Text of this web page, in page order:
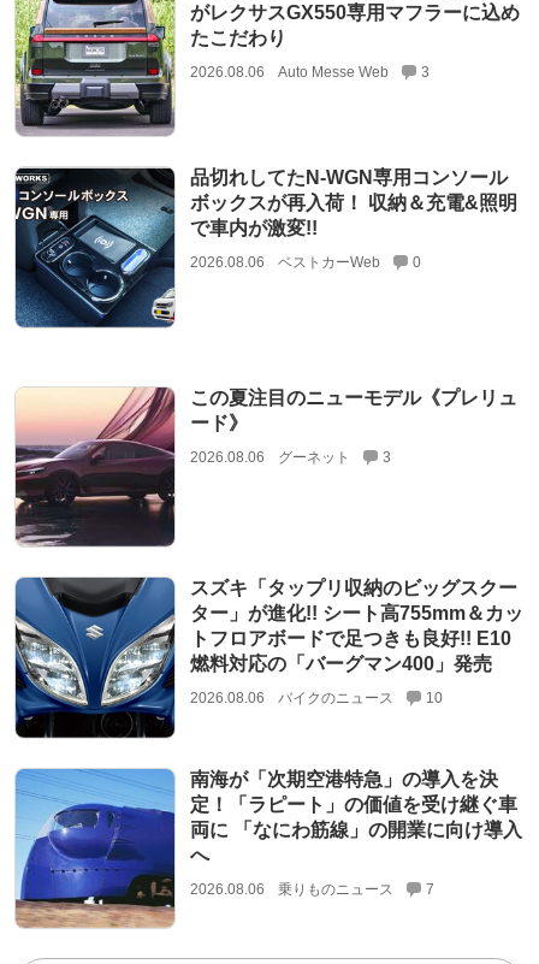
がレクサスGX550専用マフラーに込め
たこだわり
2026.08.06 Auto Messe Web 3
品切れしてたN-WGN専用コンソール
ボックスが再入荷！ 収納＆充電&照明
で車内が激変!!
2026.08.06 ベストカーWeb 0
この夏注目のニューモデル《プレリュ
ード》
2026.08.06 グーネット 3
スズキ「タップリ収納のビッグスクー
ター」が進化!! シート高755mm＆カッ
トフロアボードで足つきも良好!! E10
燃料対応の「バーグマン400」発売
2026.08.06 バイクのニュース 10
南海が「次期空港特急」の導入を決
定！「ラピート」の価値を受け継ぐ車
両に 「なにわ筋線」の開業に向け導入
へ
2026.08.06 乗りものニュース 7